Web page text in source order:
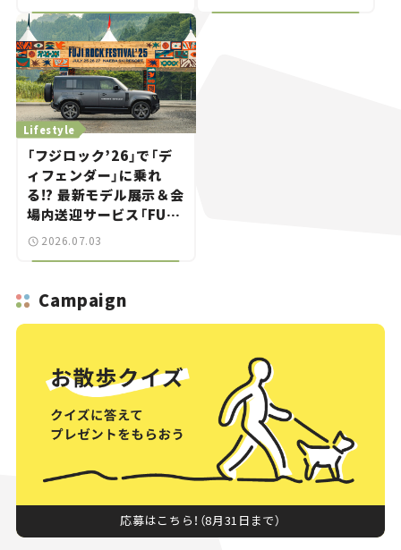
Lifestyle
「フジロック’26」で「デ
ィフェンダー」に乗れ
る!? 最新モデル展示＆会
場内送迎サービス「FUJI
ROCK go round」で冒
2026.07.03
Campaign
応募はこちら！（8月31日まで）